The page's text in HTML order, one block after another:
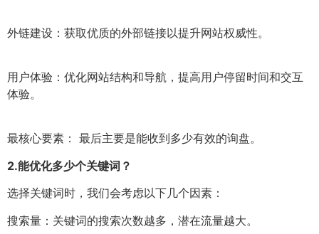
外链建设：获取优质的外部链接以提升网站权威性。
用户体验：优化网站结构和导航，提高用户停留时间和交互
体验。
最核心要素： 最后主要是能收到多少有效的询盘。
2.能优化多少个关键词？
选择关键词时，我们会考虑以下几个因素：
搜索量：关键词的搜索次数越多，潜在流量越大。